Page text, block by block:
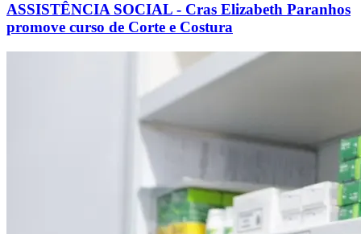
ASSISTÊNCIA SOCIAL - Cras Elizabeth Paranhos
promove curso de Corte e Costura